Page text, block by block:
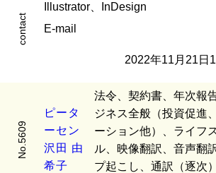
Illustrator、InDesign
contact E-mail
2022年11月21日
No.5609
ピー タ
ーセ ン
沢 田 由
希子
法令、契約書、年次報
ジネス全般（投資促進
ーション他）、ライフ
ル、映像翻訳、音声翻
プ起こし、通訳（逐次